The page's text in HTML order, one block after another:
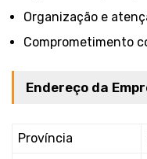
Organização e
Comprometimento
Endereço da
Província